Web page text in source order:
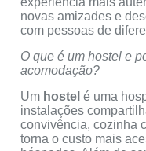
novas amizades e
com pessoas de
O que é um hostel e
acomodação?
Um hostel é uma
instalações
convivência, cozinha
torna o custo mais